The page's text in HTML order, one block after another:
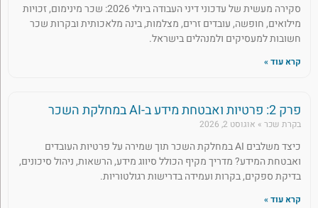
סקירה מעשית של עדכוני דיני העבודה ביולי 2026: שכר מינימום, זכויות
מילואים, חופשה, עובדים זרים, מצלמות, בינה מלאכותית ובקרות שכר
חשובות למעסיקים ולמנהלים בישראל.
קרא עוד »
פרק 2: פרטיות ואבטחת מידע ב-AI במחלקת השכר
בקרת שכר אוגוסט 2, 2026
כיצד משלבים AI במחלקת השכר תוך שמירה על פרטיות העובדים
ואבטחת המידע? מדריך מקיף הכולל סיווג מידע, הרשאות, ניהול סיכונים,
בדיקת ספקים, בקרות ועמידה בדרישות רגולטוריות.
קרא עוד »